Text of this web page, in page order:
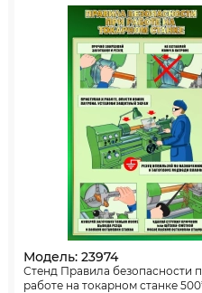
Модель: 23974
Стенд Правила безопасности
работе на токарном станке